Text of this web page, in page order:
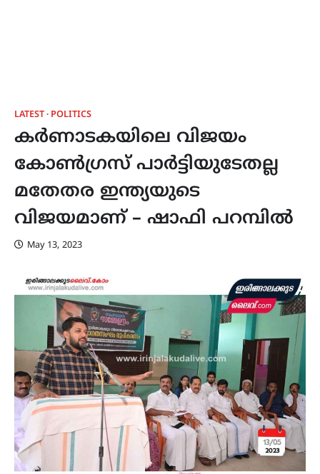
LATEST POLITICS
കർണാടകയിലെ വിജയം
കോൺഗ്രസ്‌ പാർട്ടിയുടേതല്ല
മതേതര ഇന്ത്യയുടെ
വിജയമാണ് – ഷാഫി പറമ്പിൽ
May 13, 2023